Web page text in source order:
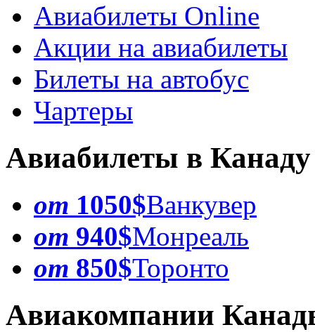
Авиабилеты Online
Акции на авиабилеты
Билеты на автобус
Чартеры
Авиабилеты в Канаду
от 1050$Ванкувер
от 940$Монреаль
от 850$Торонто
Авиакомпании